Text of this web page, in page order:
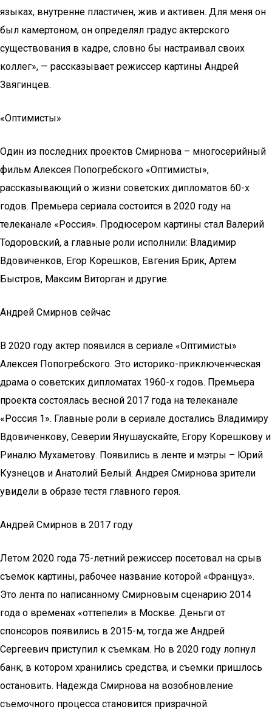
языках, внутренне пластичен, жив и активен. Для меня он
был камертоном, он определял градус актерского
существования в кадре, словно бы настраивал своих
коллег», — рассказывает режиссер картины Андрей
Звягинцев.
«Оптимисты»
Один из последних проектов Смирнова – многосерийный
фильм Алексея Попогребского «Оптимисты»,
рассказывающий о жизни советских дипломатов 60-х
годов. Премьера сериала состоится в 2020 году на
телеканале «Россия». Продюсером картины стал Валерий
Тодоровский, а главные роли исполнили: Владимир
Вдовиченков, Егор Корешков, Евгения Брик, Артем
Быстров, Максим Виторган и другие.
Андрей Смирнов сейчас
В 2020 году актер появился в сериале «Оптимисты»
Алексея Попогребского. Это историко-приключенческая
драма о советских дипломатах 1960-х годов. Премьера
проекта состоялась весной 2017 года на телеканале
«Россия 1». Главные роли в сериале достались Владимиру
Вдовиченкову, Северии Янушаускайте, Егору Корешкову и
Риналю Мухаметову. Появились в ленте и мэтры – Юрий
Кузнецов и Анатолий Белый. Андрея Смирнова зрители
увидели в образе тестя главного героя.
Андрей Смирнов в 2017 году
Летом 2020 года 75-летний режиссер посетовал на срыв
съемок картины, рабочее название которой «Француз».
Это лента по написанному Смирновым сценарию 2014
года о временах «оттепели» в Москве. Деньги от
спонсоров появились в 2015-м, тогда же Андрей
Сергеевич приступил к съемкам. Но в 2020 году лопнул
банк, в котором хранились средства, и съемки пришлось
остановить. Надежда Смирнова на возобновление
съемочного процесса становится призрачной.